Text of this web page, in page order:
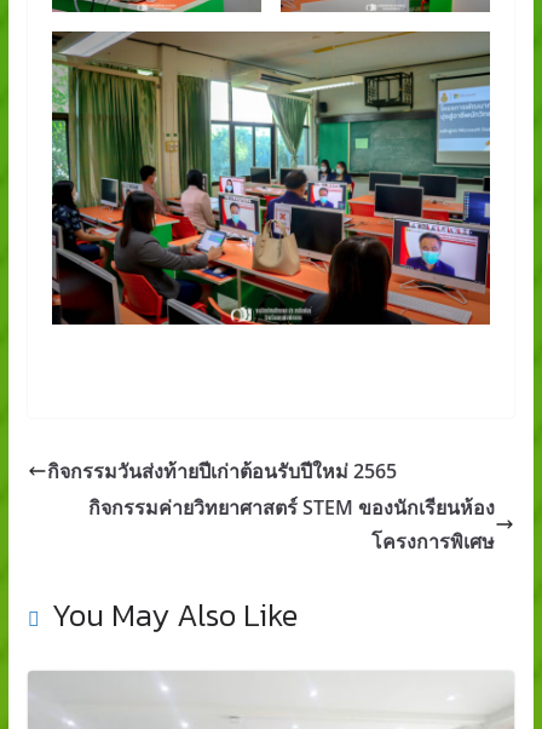
กิจกรรมวันส่งท้ายปีเก่าต้อนรับปีใหม่ 2565
กิจกรรมค่ายวิทยาศาสตร์ STEM ของนักเรียนห้อง
โครงการพิเศษ
You May Also Like